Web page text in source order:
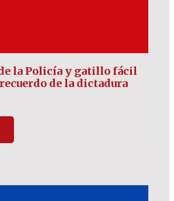
la Policía y gatillo fácil
de la dictadura